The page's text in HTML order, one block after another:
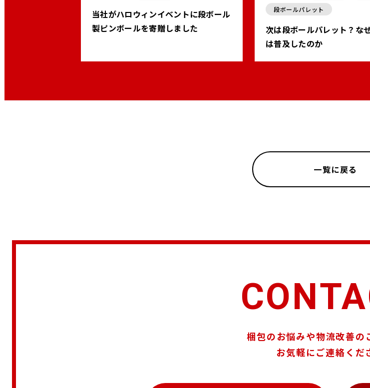
当社がハロウィンイベントに段ボール
製ピンボールを寄贈しました
段ボールパレット
次は段ボールパレット？な
は普及したのか
一覧に戻る
梱包のお悩みや物流改善の
お気軽にご連絡くだ